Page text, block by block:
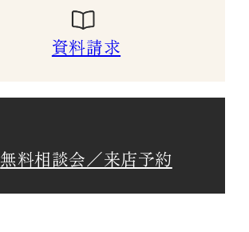
資料請求
無料相談会／来店予約